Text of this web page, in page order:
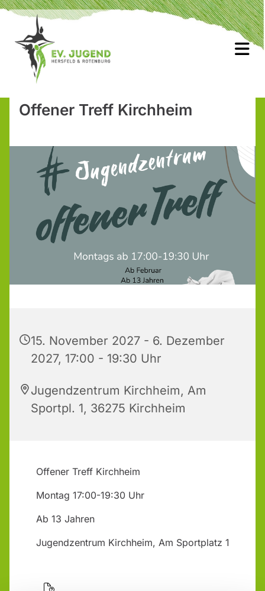
Offener Treff Kirchheim
15. November 2027 - 6. Dezember
2027, 17:00 - 19:30 Uhr
Jugendzentrum Kirchheim, Am
Sportpl. 1, 36275 Kirchheim
Offener Treff Kirchheim
Montag 17:00-19:30 Uhr
Ab 13 Jahren
Jugendzentrum Kirchheim, Am Sportplatz 1